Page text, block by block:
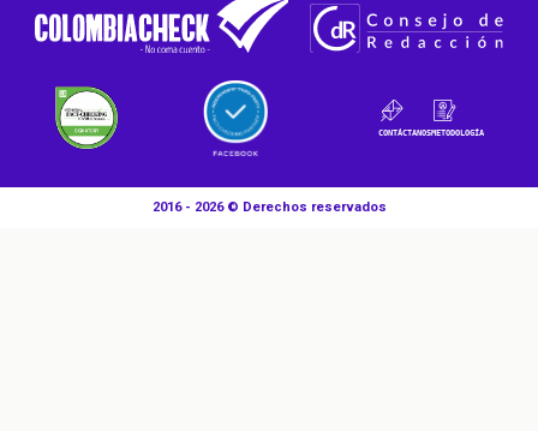
CONTÁCTANOSMETODOLOGÍA
2016 - 2026 © Derechos reservados